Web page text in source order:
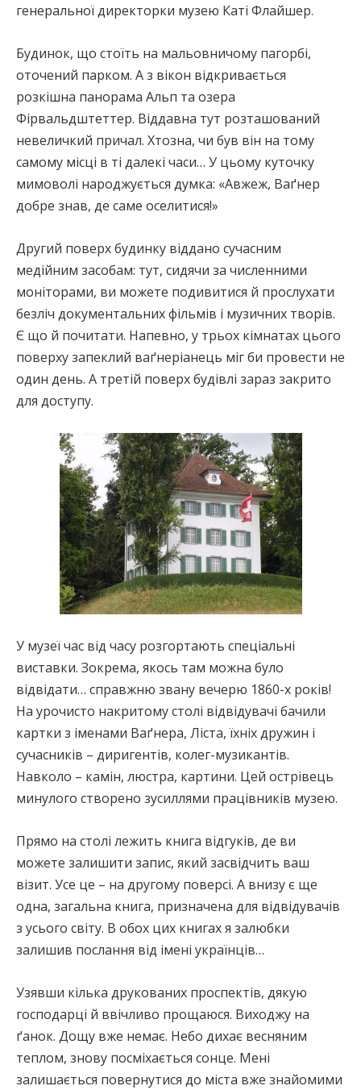
генеральної директорки музею Каті Флайшер.
Будинок, що стоїть на мальовничому пагорбі,
оточений парком. А з вікон відкривається
розкішна панорама Альп та озера
Фірвальдштеттер. Віддавна тут розташований
невеличкий причал. Хтозна, чи був він на тому
самому місці в ті далекі часи… У цьому куточку
мимоволі народжується думка: «Авжеж, Ваґнер
добре знав, де саме оселитися!»
Другий поверх будинку віддано сучасним
медійним засобам: тут, сидячи за численними
моніторами, ви можете подивитися й прослухати
безліч документальних фільмів і музичних творів.
Є що й почитати. Напевно, у трьох кімнатах цього
поверху запеклий ваґнеріанець міг би провести не
один день. А третій поверх будівлі зараз закрито
для доступу.
У музеї час від часу розгортають спеціальні
виставки. Зокрема, якось там можна було
відвідати… справжню звану вечерю 1860-х років!
На урочисто накритому столі відвідувачі бачили
картки з іменами Ваґнера, Ліста, їхніх дружин і
сучасників – диригентів, колег-музикантів.
Навколо – камін, люстра, картини. Цей острівець
минулого створено зусиллями працівників музею.
Прямо на столі лежить книга відгуків, де ви
можете залишити запис, який засвідчить ваш
візит. Усе це – на другому поверсі. А внизу є ще
одна, загальна книга, призначена для відвідувачів
з усього світу. В обох цих книгах я залюбки
залишив послання від імені українців…
Узявши кілька друкованих проспектів, дякую
господарці й ввічливо прощаюся. Виходжу на
ґанок. Дощу вже немає. Небо дихає весняним
теплом, знову посміхається сонце. Мені
залишається повернутися до міста вже знайомими